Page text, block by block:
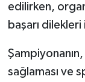
edilirken,
başarı
sağlaması ve